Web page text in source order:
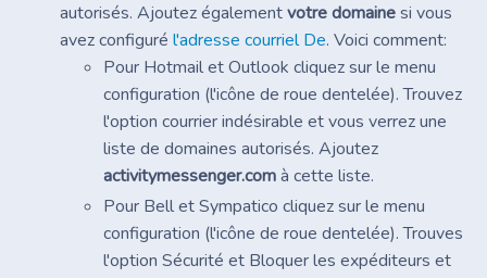
autorisés. Ajoutez égalementvotre domainesi vous
avez configuré l'adresse courriel De. Voici comment:
Pour Hotmail et Outlook cliquez sur le menu
configuration (l'icône de roue dentelée). Trouvez
l'option courrier indésirable et vous verrez une
liste de domaines autorisés. Ajoutez
activitymessenger.comà cette liste.
Pour Bell et Sympatico cliquez sur le menu
configuration (l'icône de roue dentelée). Trouves
l'option Sécurité et Bloquer les expéditeurs et